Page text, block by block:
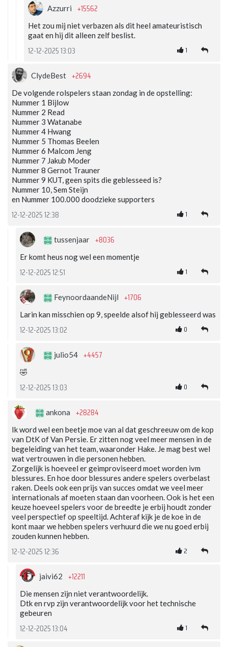
Azzurri +15562
Het zou mij niet verbazen als dit heel amateuristisch
gaat en hij dit alleen zelf beslist.
12-12-2025 13:03 1
ClydeBest +2694
De volgende rolspelers staan zondag in de opstelling:
Nummer 1 Bijlow
Nummer 2 Read
Nummer 3 Watanabe
Nummer 4 Hwang
Nummer 5 Thomas Beelen
Nummer 6 Malcom Jeng
Nummer 7 Jakub Moder
Nummer 8 Gernot Trauner
Nummer 9 KUT, geen spits die geblesseed is?
Nummer 10, Sem Steijn
en Nummer 100.000 doodzieke supporters
12-12-2025 12:38 1
tussenjaar +8036
Er komt heus nog wel een momentje
12-12-2025 12:51 1
FeynoordaandeNijl +1706
Larin kan misschien op 9, speelde alsof hij geblesseerd was
12-12-2025 13:02 0
julio54 +4457
🤣
12-12-2025 13:03 0
ankona +28284
Ik word wel een beetje moe van al dat geschreeuw om de kop
van DtK of Van Persie. Er zitten nog veel meer mensen in de
begeleiding van het team, waaronder Hake. Je mag best wel
wat vertrouwen in die personen hebben.
Zorgelijk is hoeveel er geimproviseerd moet worden ivm
blessures. En hoe door blessures andere spelers overbelast
raken. Deels ook een prijs van succes omdat we veel meer
internationals af moeten staan dan voorheen. Ook is het een
keuze hoeveel spelers voor de breedte je erbij houdt zonder
veel perspectief op speeltijd. Achteraf kijk je de koe in de
kont maar we hebben spelers verhuurd die we nu goed erbij
zouden kunnen hebben.
12-12-2025 12:36 2
jaivi62 +12211
Die mensen zijn niet verantwoordelijk.
Dtk en rvp zijn verantwoordelijk voor het technische
gebeuren
12-12-2025 13:04 1